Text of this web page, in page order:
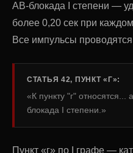
АВ-блокада I степени —
более 0,20 сек при
Все импульсы
СТАТЬЯ 42, ПУНКТ «Г»:
«К пункту "г" относятся...
блокада I степени.»
Пункт «г» по I графе —